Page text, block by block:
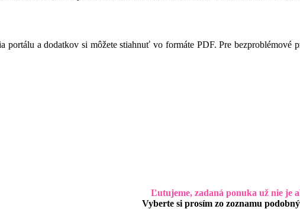
portálu a dodatkov si môžete stiahnuť vo formáte PDF. Pre
Ľutujeme, zadaná ponuka už nie je
Vyberte si prosím zo zoznamu